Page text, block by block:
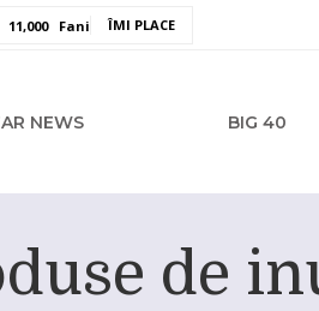
11,000 Fani ÎMI PLACE
NEWS BIG 40
de